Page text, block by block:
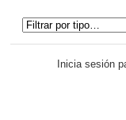
Inicia sesión